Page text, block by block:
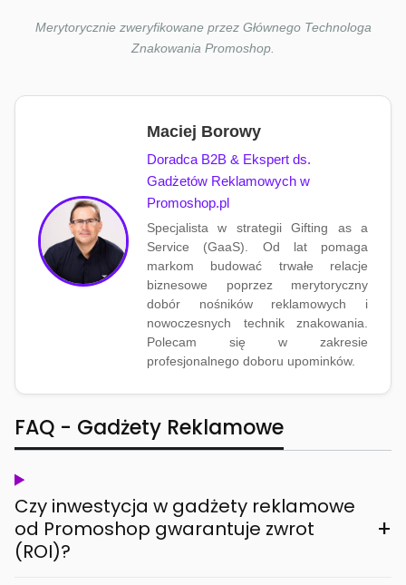
Merytorycznie zweryfikowane przez Głównego Technologa
Znakowania Promoshop.
Maciej Borowy
Doradca B2B & Ekspert ds.
Gadżetów Reklamowych w
Promoshop.pl
Specjalista w strategii Gifting as a
Service (GaaS). Od lat pomaga
markom budować trwałe relacje
biznesowe poprzez merytoryczny
dobór nośników reklamowych i
nowoczesnych technik znakowania.
Polecam się w zakresie
profesjonalnego doboru upominków.
FAQ - Gadżety Reklamowe
Czy inwestycja w gadżety reklamowe
od Promoshop gwarantuje zwrot
(ROI)?
+